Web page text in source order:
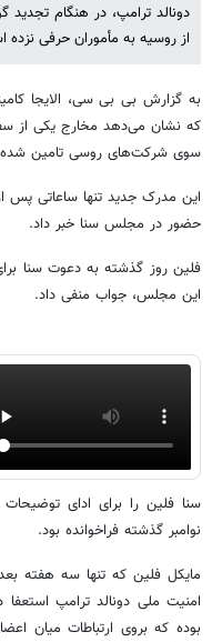
دونالد ترامپ، در هنگام
از روسیه به مأموران حرفی
که نشان می‌دهد مخارج یکی از
سوی شرکت‌های روسی تامین
این مدرک جدید تنها ساعاتی پس
حضور در مجلس سنا خبر داد.
فلین روز گذشته به دعوت سنا
این مجلس، جواب منفی داد.
سنا فلین را برای ادای توضیحات
نوامبر گذشته فراخوانده بود.
مایکل فلین که تنها سه هفته
امنیت ملی دونالد ترامپ
بوده که بروی ارتباطات میان